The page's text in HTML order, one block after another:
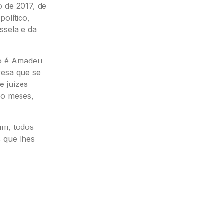
2017, de
e da
é Amadeu
que se
juízes
meses,
todos
que lhes